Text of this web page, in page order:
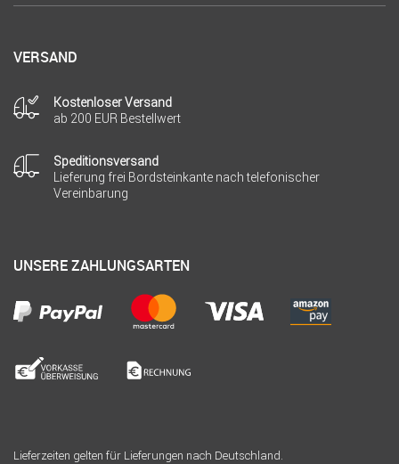
VERSAND
Kostenloser Versand
ab 200 EUR Bestellwert
Speditionsversand
Lieferung frei Bordsteinkante nach telefonischer
Vereinbarung
UNSERE ZAHLUNGSARTEN
Lieferzeiten gelten für Lieferungen nach Deutschland.